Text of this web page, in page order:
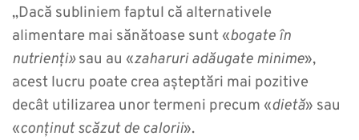
„Dacă subliniem faptul că alternativele
alimentare mai sănătoase sunt «bogate în
nutrienți»sau au «zaharuri adăugate minime»,
acest lucru poate crea așteptări mai pozitive
decât utilizarea unor termeni precum «dietă» sau
«conținut scăzut de calorii».